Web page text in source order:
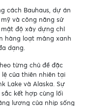
cách Bauhaus, dự án
và công năng sử
độ xây dựng chỉ
hàng loạt mảng xanh
dạng.
từng chủ đề đặc
của thiên nhiên tại
Lake và Alaska. Sự
kết hợp cùng lối
lượng của nhịp sống